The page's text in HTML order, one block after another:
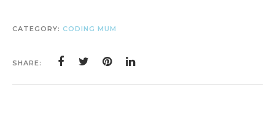
CATEGORY: CODING MUM
SHARE: